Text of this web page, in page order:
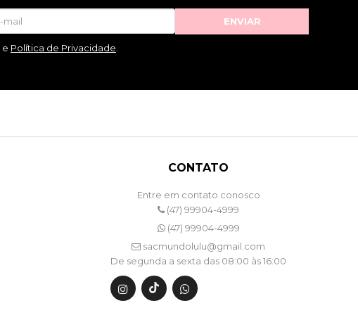
ENVIAR
e Política de Privacidade.
CONTATO
Entre em contato conosco
(47) 99904-4999
(47) 99904-4999
sacmundolulu@gmail.com
De segunda a sexta das 08:00 às 16:00